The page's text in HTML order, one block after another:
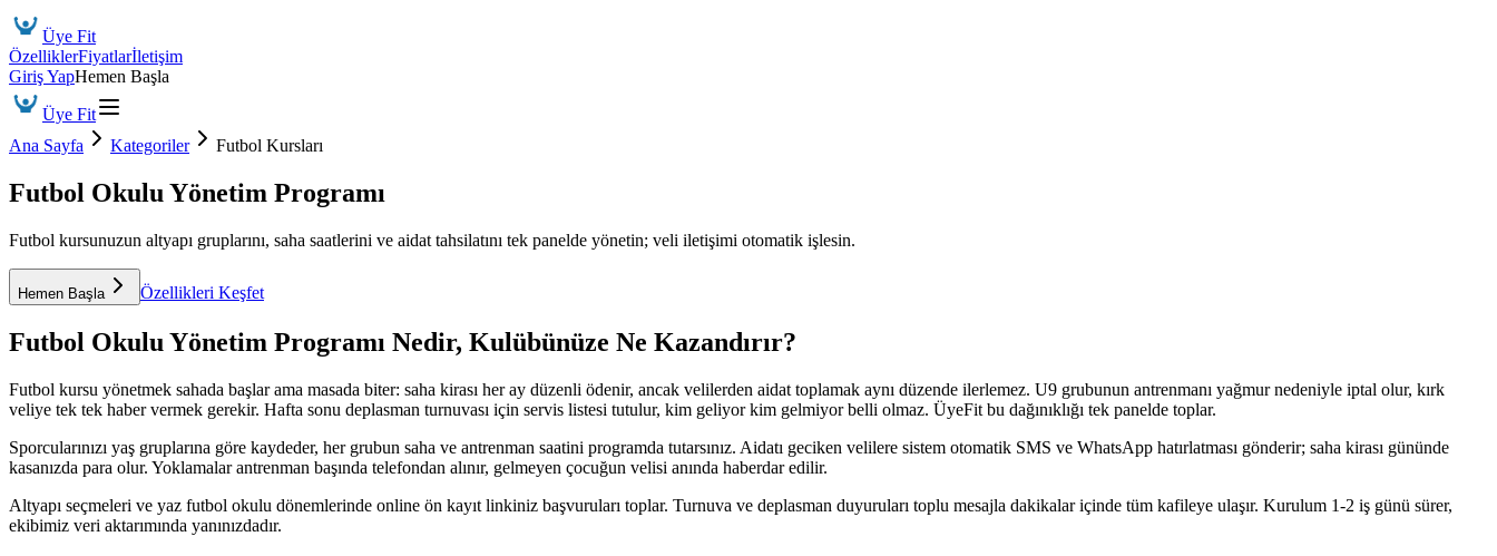
Üye Fit
ÖzelliklerFiyatlarİletişim
Giriş YapHemen Başla
Üye Fit
Ana Sayfa
Kategoriler Futbol Kursları
Futbol Okulu Yönetim Programı
Futbol kursunuzun altyapı gruplarını, saha saatlerini ve aidat tahsilatını tek panelde yönetin; veli iletişimi otomatik işlesin.
Hemen Başla Özellikleri Keşfet
Futbol Okulu Yönetim Programı Nedir, Kulübünüze Ne Kazandırır?
Futbol kursu yönetmek sahada başlar ama masada biter: saha kirası her ay düzenli ödenir, ancak velilerden aidat toplamak aynı düzende ilerlemez. U9 grubunun antrenmanı yağmur nedeniyle iptal olur, kırk
veliye tek tek haber vermek gerekir. Hafta sonu deplasman turnuvası için servis listesi tutulur, kim geliyor kim gelmiyor belli olmaz. ÜyeFit bu dağınıklığı tek panelde toplar.
Sporcularınızı yaş gruplarına göre kaydeder, her grubun saha ve antrenman saatini programda tutarsınız. Aidatı geciken velilere sistem otomatik SMS ve WhatsApp hatırlatması gönderir; saha kirası gününde
kasanızda para olur. Yoklamalar antrenman başında telefondan alınır, gelmeyen çocuğun velisi anında haberdar edilir.
Altyapı seçmeleri ve yaz futbol okulu dönemlerinde online ön kayıt linkiniz başvuruları toplar. Turnuva ve deplasman duyuruları toplu mesajla dakikalar içinde tüm kafileye ulaşır. Kurulum 1-2 iş günü sürer,
ekibimiz veri aktarımında yanınızdadır.